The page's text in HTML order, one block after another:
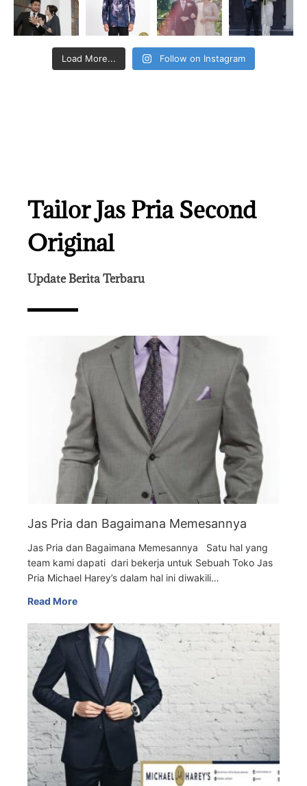
Load More... Follow on Instagram
Tailor Jas Pria Second
Original
Update Berita Terbaru
Jas Pria dan Bagaimana Memesannya
Jas Pria dan Bagaimana Memesannya Satu hal yang
team kami dapati dari bekerja untuk Sebuah Toko Jas
Pria Michael Harey’s dalam hal ini diwakili…
Read More